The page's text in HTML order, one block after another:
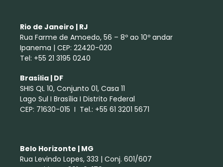
Rio de Janeiro | RJ
Rua Farme de Amoedo, 56 – 8º ao 10º andar
Ipanema | CEP: 22420-020
Tel: +55 21 3195 0240
Brasília | DF
SHIS QL 10, Conjunto 01, Casa 11
Lago Sul I Brasília I Distrito Federal
CEP: 71630-015 I Tel.: +55 61 3201 5671
Belo Horizonte | MG
Rua Levindo Lopes, 333 | Conj. 601/607